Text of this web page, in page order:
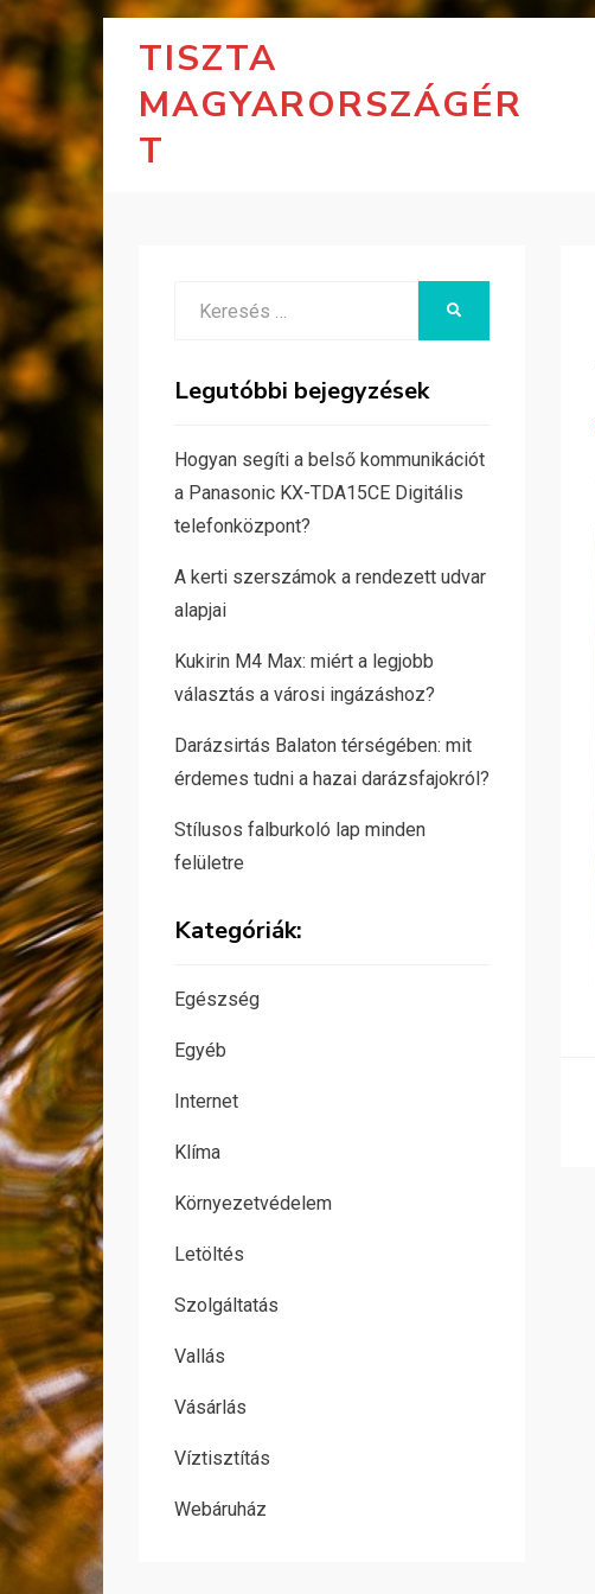
TISZTA
MAGYARORSZÁGÉR
T
Legutóbbi bejegyzések
Hogyan segíti a belső kommunikációt
a Panasonic KX-TDA15CE Digitális
telefonközpont?
A kerti szerszámok a rendezett udvar
alapjai
Kukirin M4 Max: miért a legjobb
választás a városi ingázáshoz?
Darázsirtás Balaton térségében: mit
érdemes tudni a hazai darázsfajokról?
Stílusos falburkoló lap minden
felületre
Kategóriák:
Egészség
Egyéb
Internet
Klíma
Környezetvédelem
Letöltés
Szolgáltatás
Vallás
Vásárlás
Víztisztítás
Webáruház